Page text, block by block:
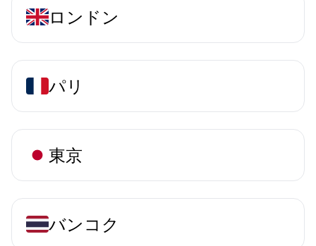
ロンドン
パリ
東京
バンコク